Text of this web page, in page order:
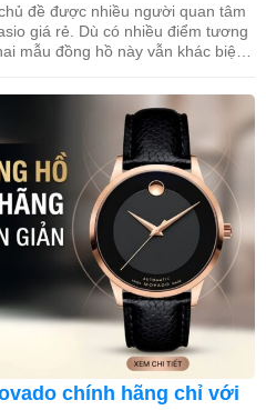
đề được nhiều người quan tâm
giá rẻ. Dù có nhiều điểm tương
mẫu đồng hồ này vẫn khác biệt
chính hãng chỉ với